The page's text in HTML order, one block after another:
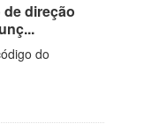
direção
do